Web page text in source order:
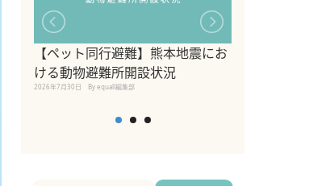
【ペット同行避難】熊本地震にお
ける動物避難所開設状況
2026年7月30日 By equall編集部